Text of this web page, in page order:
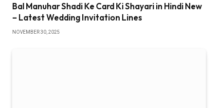
Bal Manuhar Shadi Ke Card Ki Shayari in Hindi New
– Latest Wedding Invitation Lines
NOVEMBER 30, 2025